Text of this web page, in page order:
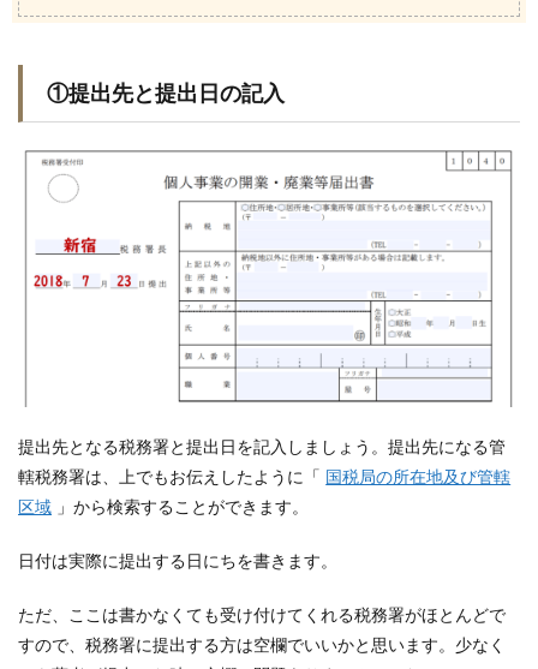
①提出先と提出日の記入
提出先となる税務署と提出日を記入しましょう。提出先になる管
轄税務署は、上でもお伝えしたように「 国税局の所在地及び管轄
区域 」から検索することができます。
日付は実際に提出する日にちを書きます。
ただ、ここは書かなくても受け付けてくれる税務署がほとんどで
すので、税務署に提出する方は空欄でいいかと思います。少なく